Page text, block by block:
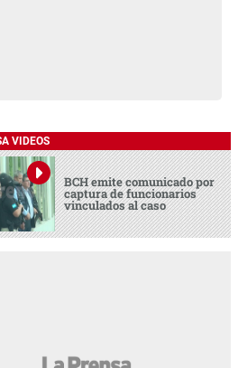
VIDEOS
BCH emite comunicado por
captura de funcionarios
vinculados al caso